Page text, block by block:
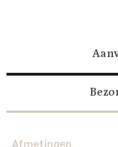
Afmetingen